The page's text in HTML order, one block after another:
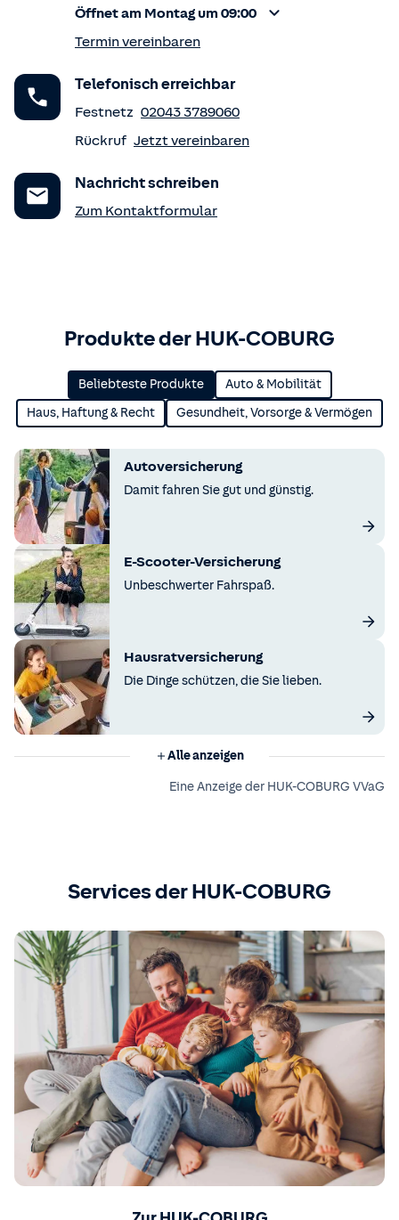
Öffnet am Montag um 09:00
Termin vereinbaren
Telefonisch erreichbar
Festnetz 02043 3789060
Rückruf Jetzt vereinbaren
Nachricht schreiben
Zum Kontaktformular
Produkte der HUK-COBURG
Beliebteste Produkte Auto & Mobilität
Haus, Haftung & Recht Gesundheit, Vorsorge & Vermögen
Autoversicherung
Damit fahren Sie gut und günstig.
E-Scooter-Versicherung
Unbeschwerter Fahrspaß.
Hausratversicherung
Die Dinge schützen, die Sie lieben.
Alle anzeigen
Eine Anzeige der HUK-COBURG VVaG
Services der HUK-COBURG